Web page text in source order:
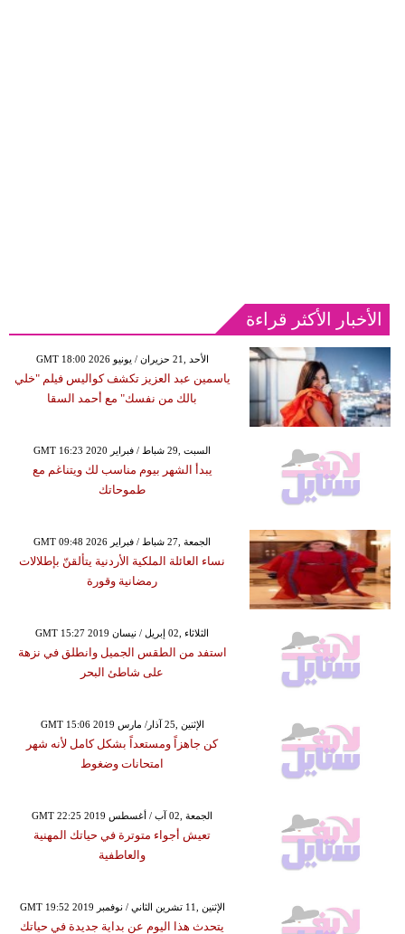
الأخبار الأكثر قراءة
GMT 18:00 2026 الأحد ,21 حزيران / يونيو
ياسمين عبد العزيز تكشف كواليس فيلم "خلي
بالك من نفسك" مع أحمد السقا
GMT 16:23 2020 السبت ,29 شباط / فبراير
يبدأ الشهر بيوم مناسب لك ويتناغم مع
طموحاتك
GMT 09:48 2026 الجمعة ,27 شباط / فبراير
نساء العائلة الملكية الأردنية يتألقنّ بإطلالات
رمضانية وقورة
GMT 15:27 2019 الثلاثاء ,02 إبريل / نيسان
استفد من الطقس الجميل وانطلق في نزهة
على شاطئ البحر
GMT 15:06 2019 الإثنين ,25 آذار/ مارس
كن جاهزاً ومستعداً بشكل كامل لأنه شهر
امتحانات وضغوط
GMT 22:25 2019 الجمعة ,02 آب / أغسطس
تعيش أجواء متوترة في حياتك المهنية
والعاطفية
GMT 19:52 2019 الإثنين ,11 تشرين الثاني / نوفمبر
يتحدث هذا اليوم عن بداية جديدة في حياتك